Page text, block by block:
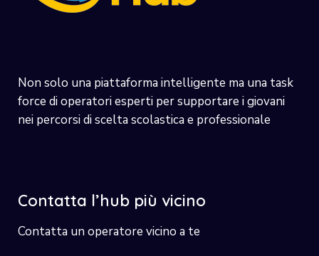
Non solo una piattaforma intelligente ma una task
force di operatori esperti per supportare i giovani
nei percorsi di scelta scolastica e professionale
Contatta l’hub più vicino
Contatta un operatore vicino a te